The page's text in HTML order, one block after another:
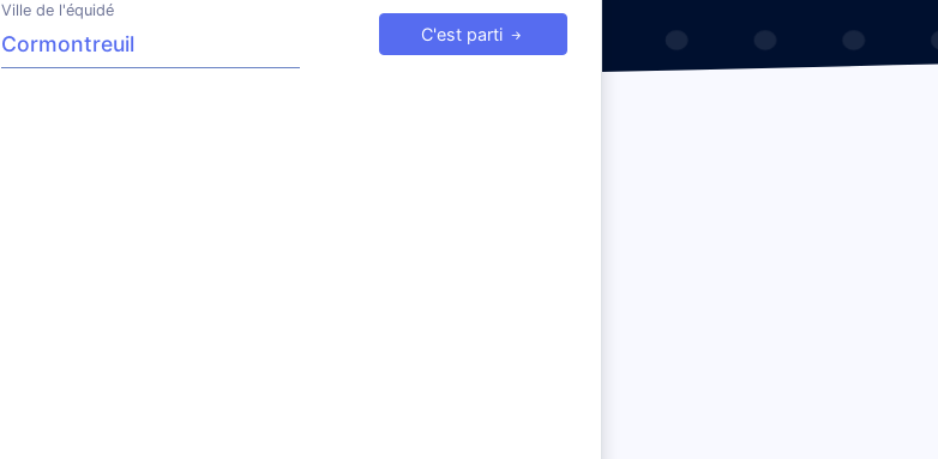
Ville de l'équidé
C'est parti